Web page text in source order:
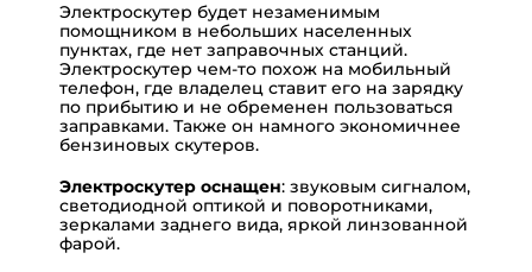
Электроскутер будет незаменимым
помощником в небольших населенных
пунктах, где нет заправочных станций.
Электроскутер чем-то похож на мобильный
телефон, где владелец ставит его на зарядку
по прибытию и не обременен пользоваться
заправками. Также он намного экономичнее
бензиновых скутеров.
Электроскутер оснащен: звуковым сигналом,
светодиодной оптикой и поворотниками,
зеркалами заднего вида, яркой линзованной
фарой.